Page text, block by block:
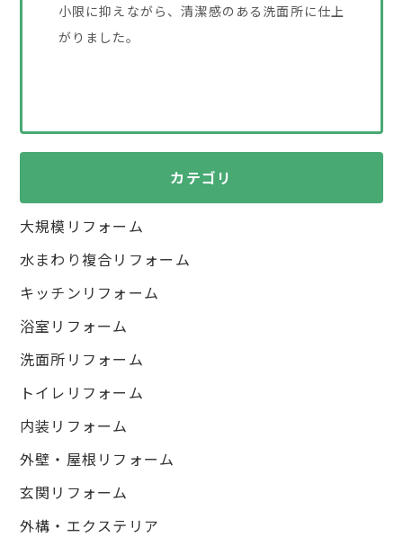
小限に抑えながら、清潔感のある洗面所に仕上
がりました。
カテゴリ
大規模リフォーム
水まわり複合リフォーム
キッチンリフォーム
浴室リフォーム
洗面所リフォーム
トイレリフォーム
内装リフォーム
外壁・屋根リフォーム
玄関リフォーム
外構・エクステリア